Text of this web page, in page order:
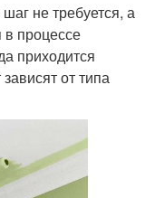
не требуется, а
в процессе
приходится
от типа